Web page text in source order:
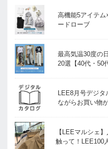
高機能5アイテ
ードローブ
最高気温30度の
20選【40代・50
LEE8月号デジ
ながらお買い物
【LEEマルシェ
触って！LEE100